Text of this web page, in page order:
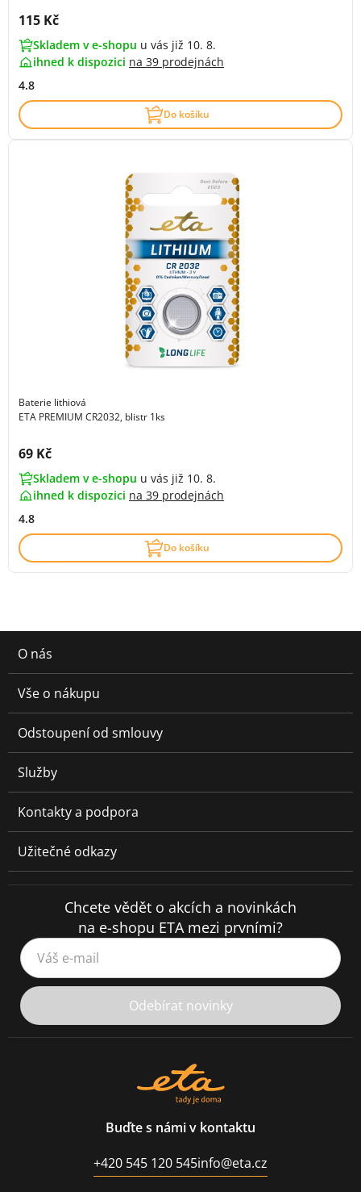
Cena s DPH:
115 Kč
Skladem v e-shopu u vás již 10. 8.
ihned k dispozici na 39 prodejnách
4.8
Do košíku
Baterie lithiová
ETA PREMIUM CR2032, blistr 1ks
Cena s DPH:
69 Kč
Skladem v e-shopu u vás již 10. 8.
ihned k dispozici na 39 prodejnách
4.8
Do košíku
O nás
Vše o nákupu
Odstoupení od smlouvy
Služby
Kontakty a podpora
Užitečné odkazy
Chcete vědět o akcích a novinkách
na e-shopu ETA mezi prvními?
Váš e-mail
Odebírat novinky
Buďte s námi v kontaktu
+420 545 120 545info@eta.cz